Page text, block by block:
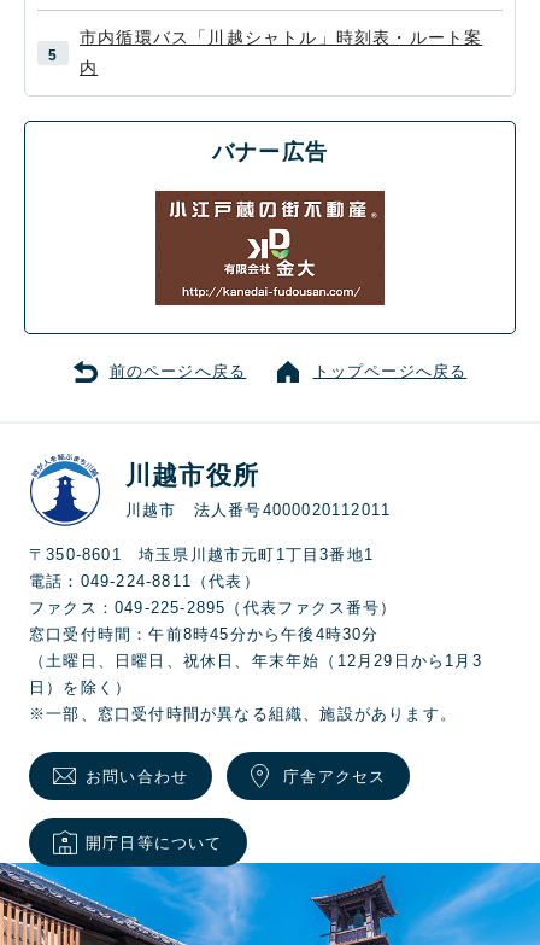
市内循環バス「川越シャトル」時刻表・ルート案
内
バナー広告
前のページへ戻る トップページへ戻る
川越市役所
川越市 法人番号4000020112011
〒350-8601 埼玉県川越市元町1丁目3番地1
電話：049-224-8811（代表）
ファクス：049-225-2895（代表ファクス番号）
窓口受付時間：午前8時45分から午後4時30分
（土曜日、日曜日、祝休日、年末年始（12月29日から1月3
日）を除く）
※一部、窓口受付時間が異なる組織、施設があります。
お問い合わせ 庁舎アクセス
開庁日等について